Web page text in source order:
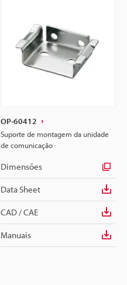
OP-60412
Suporte de montagem da unidade
de comunicação
Dimensões
Data Sheet
CAD / CAE
Manuais